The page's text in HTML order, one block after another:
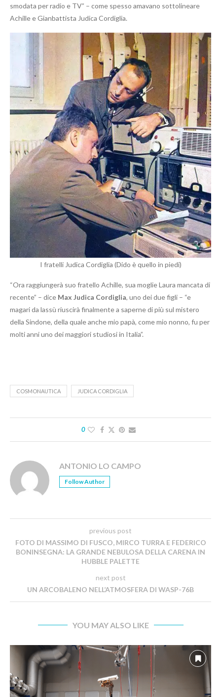
smodata per radio e TV” – come spesso amavano sottolineare
Achille e Gianbattista Judica Cordiglia.
I fratelli Judica Cordiglia (Dido è quello in piedi)
“Ora raggiungerà suo fratello Achille, sua moglie Laura mancata di
recente” – dice Max Judica Cordiglia, uno dei due figli – “e
magari da lassù riuscirà finalmente a saperne di più sul mistero
della Sindone, della quale anche mio papà, come mio nonno, fu per
molti anni uno dei maggiori studiosi in Italia”.
COSMONAUTICA JUDICA CORDIGLIA
0
ANTONIO LO CAMPO
Follow Author
previous post
FOTO DI MASSIMO DI FUSCO, MIRCO TURRA E FEDERICO
BONINSEGNA: LA GRANDE NEBULOSA DELLA CARENA IN
HUBBLE PALETTE
next post
UN ARCOBALENO NELL’ATMOSFERA DI WASP-76B
YOU MAY ALSO LIKE